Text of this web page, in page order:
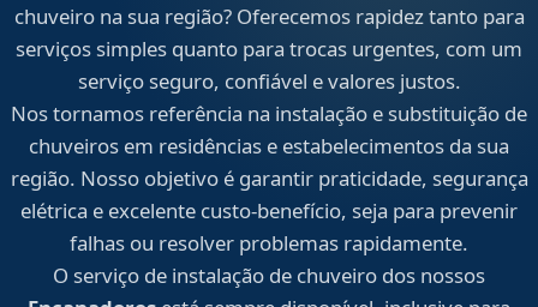
chuveiro na sua região? Oferecemos rapidez tanto para
serviços simples quanto para trocas urgentes, com um
serviço seguro, confiável e valores justos.
Nos tornamos referência na instalação e substituição de
chuveiros em residências e estabelecimentos da sua
região. Nosso objetivo é garantir praticidade, segurança
elétrica e excelente custo-benefício, seja para prevenir
falhas ou resolver problemas rapidamente.
O serviço de instalação de chuveiro dos nossos